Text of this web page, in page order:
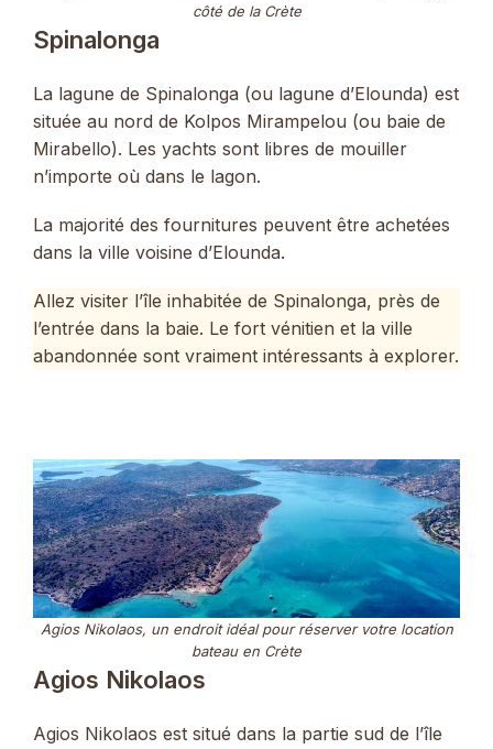
côté de la Crète
Spinalonga
La lagune de Spinalonga (ou lagune d’Elounda) est
située au nord de Kolpos Mirampelou (ou baie de
Mirabello). Les yachts sont libres de mouiller
n’importe où dans le lagon.
La majorité des fournitures peuvent être achetées
dans la ville voisine d’Elounda.
Allez visiter l’île inhabitée de Spinalonga, près de
l’entrée dans la baie. Le fort vénitien et la ville
abandonnée sont vraiment intéressants à explorer.
Agios Nikolaos, un endroit idéal pour réserver votre location
bateau en Crète
Agios Nikolaos
Agios Nikolaos est situé dans la partie sud de l’île